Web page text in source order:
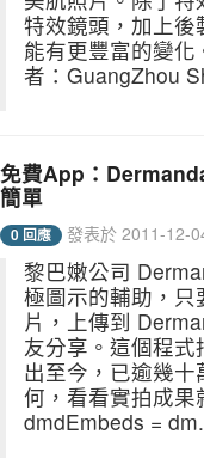
特效鏡頭，加上後
能有更豐富的變
者：GuangZhou
免費App：
簡單
0 回應 發表於 2011-12-
黎巴嫩公司
極圖示的輔助，
片，上傳到
友分享。這個程
出至今，已逾幾
何，看看實拍成果
dmdEmbeds =